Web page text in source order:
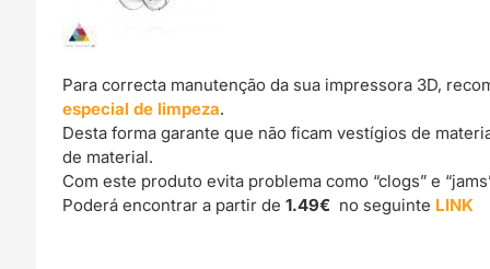
Para correcta manutenção da sua impressora 3D,
especial de limpeza.
Desta forma garante que não ficam vestígios de
de material.
Com este produto evita problema como “clogs” e
Poderá encontrar a partir de1.49€ no seguinte LINK